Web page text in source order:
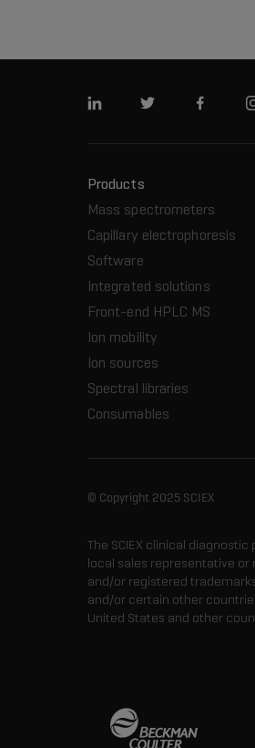
Linkedin Twitter Facebook
Products
Mass spectrometers
Capillary electrophoresis
Software
Integrated solutions
Front-end HPLC MS
Ion mobility
Ion sources
Spectral libraries
Consumables
© Copyright 2025 SCIEX
The SCIEX clinical
local sales representative or
and/or registered
and/or certain other
United States and other